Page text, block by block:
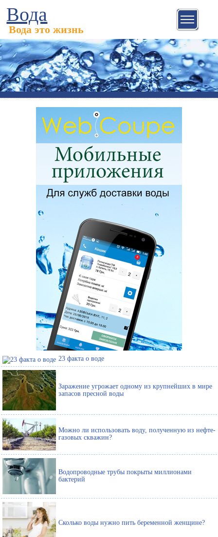
Вода
Вода это жизнь
23 факта о воде
Заражение угрожает одному из крупнейших в мире
запасов пресной воды
Можно ли использовать воду, полученную из нефте-
газовых скважин?
Водопроводные трубы покрыты миллионами
бактерий
Сколько воды нужно пить беременной женщине?